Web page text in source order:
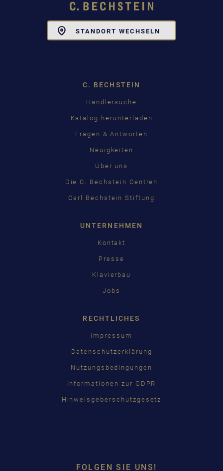
STANDORT WECHSELN
C. BECHSTEIN
Händlersuche
Katalog herunterladen
Fragen & Antworten
Neuigkeiten
Über uns
Die C. Bechstein Centren
Carl Bechstein Stiftung
UNTERNEHMEN
Kontakt
Presse
Klavierbau
Jobs
RECHTLICHES
Impressum
Datenschutzerklärung
Nutzungsbedingungen
Informationen zur GDPR
Hinweisgeberschutzgesetz
FOLGEN SIE UNS!